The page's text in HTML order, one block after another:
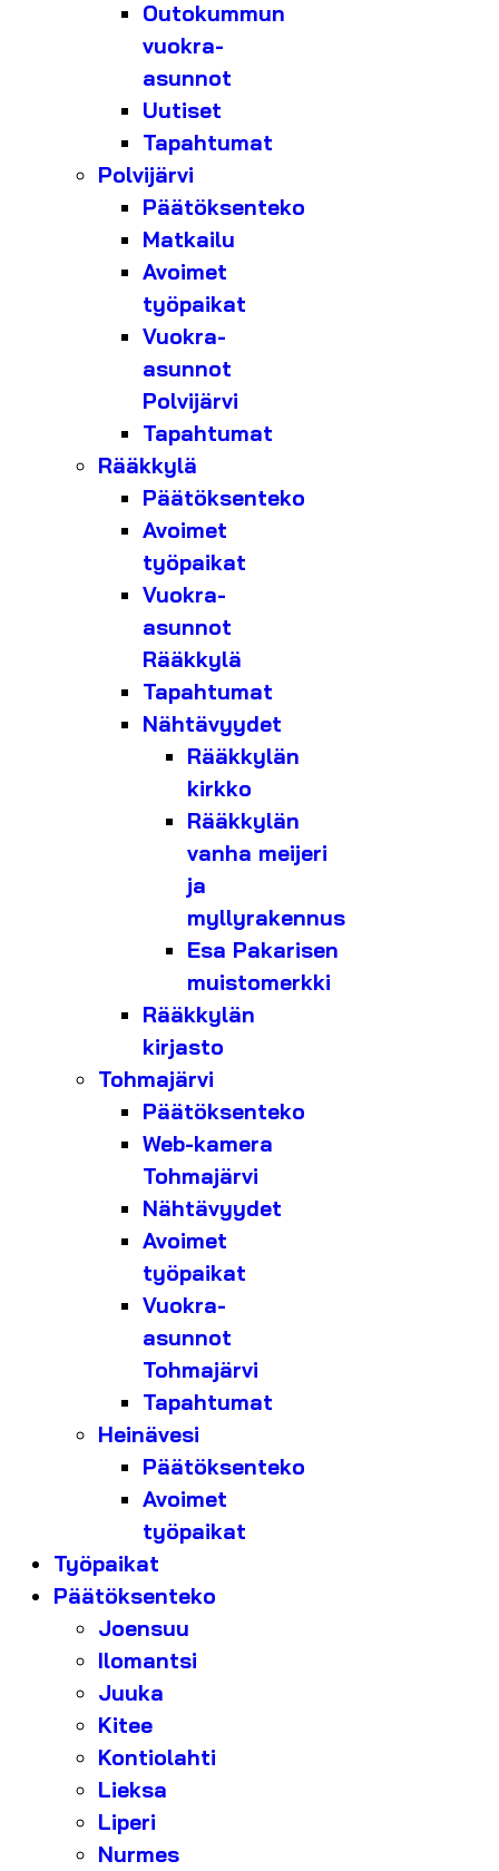
Outokummun
vuokra-
asunnot
Uutiset
Tapahtumat
Polvijärvi
Päätöksenteko
Matkailu
Avoimet
työpaikat
Vuokra-
asunnot
Polvijärvi
Tapahtumat
Rääkkylä
Päätöksenteko
Avoimet
työpaikat
Vuokra-
asunnot
Rääkkylä
Tapahtumat
Nähtävyydet
Rääkkylän
kirkko
Rääkkylän
vanha meijeri
ja
myllyrakennus
Esa Pakarisen
muistomerkki
Rääkkylän
kirjasto
Tohmajärvi
Päätöksenteko
Web-kamera
Tohmajärvi
Nähtävyydet
Avoimet
työpaikat
Vuokra-
asunnot
Tohmajärvi
Tapahtumat
Heinävesi
Päätöksenteko
Avoimet
työpaikat
Työpaikat
Päätöksenteko
Joensuu
Ilomantsi
Juuka
Kitee
Kontiolahti
Lieksa
Liperi
Nurmes